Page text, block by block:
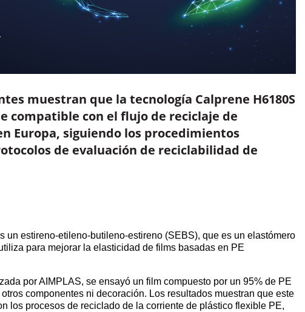
muestran que la tecnología Calprene H6180S
compatible con el flujo de reciclaje de
Europa, siguiendo los procedimientos
de evaluación de reciclabilidad de
un estireno-etileno-butileno-estireno (SEBS), que es un elastómero
para mejorar la elasticidad de films basadas en PE
por AIMPLAS, se ensayó un film compuesto por un 95% de PE
componentes ni decoración. Los resultados muestran que este
los procesos de reciclado de la corriente de plástico flexible PE,